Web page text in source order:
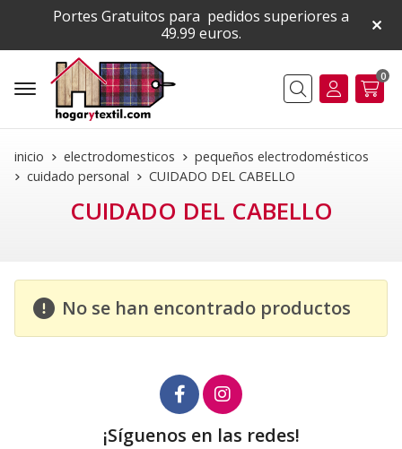
Portes Gratuitos para pedidos superiores a
49.99 euros.
Buscar
0
inicio electrodomesticos
pequeños electrodomésticos
cuidado personal
CUIDADO DEL CABELLO
CUIDADO DEL CABELLO
No se han encontrado productos
¡Síguenos en las redes!